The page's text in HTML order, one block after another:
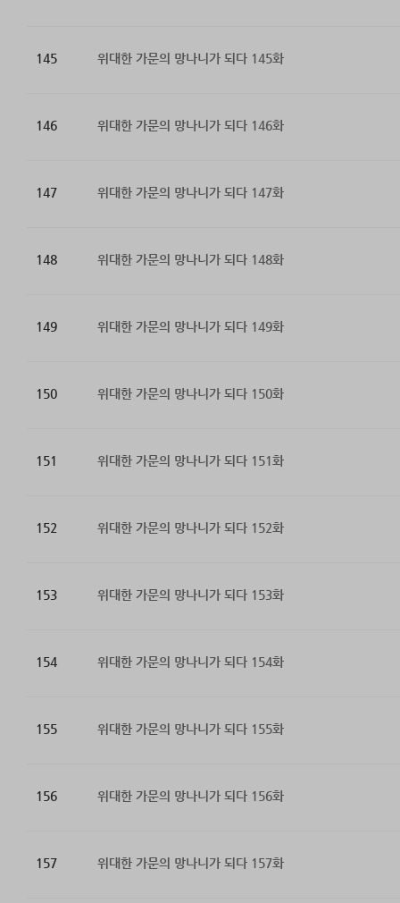
145 위대한 가문의 망나니가 되다 145화
146 위대한 가문의 망나니가 되다 146화
147 위대한 가문의 망나니가 되다 147화
148 위대한 가문의 망나니가 되다 148화
149 위대한 가문의 망나니가 되다 149화
150 위대한 가문의 망나니가 되다 150화
151 위대한 가문의 망나니가 되다 151화
152 위대한 가문의 망나니가 되다 152화
153 위대한 가문의 망나니가 되다 153화
154 위대한 가문의 망나니가 되다 154화
155 위대한 가문의 망나니가 되다 155화
156 위대한 가문의 망나니가 되다 156화
157 위대한 가문의 망나니가 되다 157화